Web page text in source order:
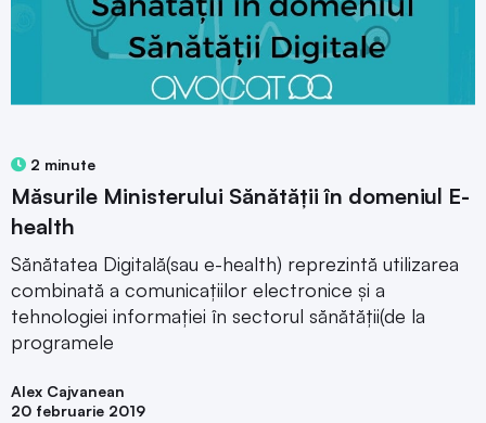
2 minute
Măsurile Ministerului Sănătății în domeniul E-
health
Sănătatea Digitală(sau e-health) reprezintă utilizarea
combinată a comunicațiilor electronice și a
tehnologiei informației în sectorul sănătății(de la
programele
Alex Cajvanean
20 februarie 2019